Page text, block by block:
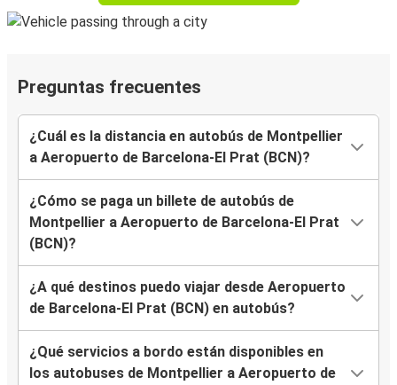
Preguntas frecuentes
¿Cuál es la distancia en autobús de Montpellier
a Aeropuerto de Barcelona-El Prat (BCN)?
¿Cómo se paga un billete de autobús de
Montpellier a Aeropuerto de Barcelona-El Prat
(BCN)?
¿A qué destinos puedo viajar desde Aeropuerto
de Barcelona-El Prat (BCN) en autobús?
¿Qué servicios a bordo están disponibles en
los autobuses de Montpellier a Aeropuerto de